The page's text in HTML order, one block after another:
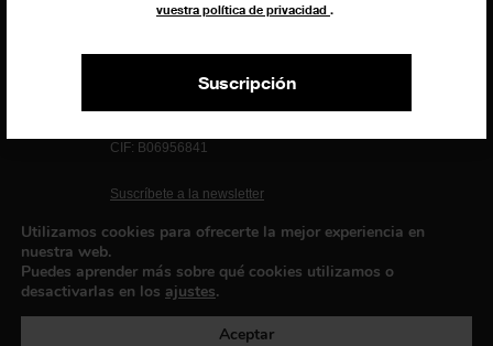
vuestra política de privacidad .
Suscripción
EXIBART SPAIN, S.L.U.
CIF: B06956841
Suscríbete a la newsletter
Política de privacidad
Utilizamos cookies para ofrecerte la mejor experiencia en
nuestra web.
Puedes aprender más sobre qué cookies utilizamos o
desactivarlas en los ajustes.
Aceptar